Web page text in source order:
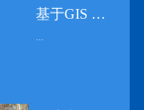
基于GIS 的小城市交通网络分析研究
...